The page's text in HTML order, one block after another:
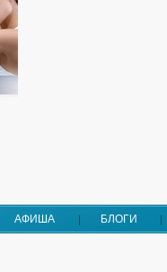
АФИША БЛОГИ